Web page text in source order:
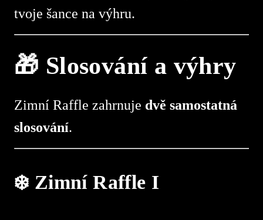
tvoje šance na výhru.
🎁 Slosování a výhry
Zimní Raffle zahrnuje dvě samostatná
slosování.
❄️ Zimní Raffle I